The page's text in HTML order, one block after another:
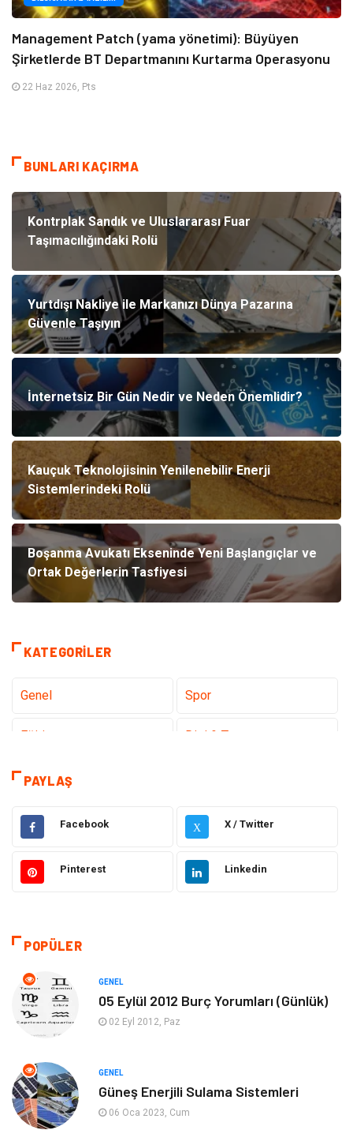
Management Patch (yama yönetimi): Büyüyen
Şirketlerde BT Departmanını Kurtarma Operasyonu
22 Haz 2026, Pts
BUNLARI KAÇIRMA
Kontrplak Sandık ve Uluslararası Fuar
Taşımacılığındaki Rolü
Yurtdışı Nakliye ile Markanızı Dünya Pazarına
Güvenle Taşıyın
İnternetsiz Bir Gün Nedir ve Neden Önemlidir?
Kauçuk Teknolojisinin Yenilenebilir Enerji
Sistemlerindeki Rolü
Boşanma Avukatı Ekseninde Yeni Başlangıçlar ve
Ortak Değerlerin Tasfiyesi
KATEGORILER
Genel Spor
Eğitim Dizi & Tv
Dünya'dan Haberler
Müzik İnternet
Ülkemizden Haberler Politika & Siyaset
Akıllı Telefon
Soru-Cevap
Ekonomi
Tanıtıcı Reklam Alışveriş
PAYLAŞ
Facebook X X / Twitter
Pinterest Linkedin
POPÜLER
GENEL
05 Eylül 2012 Burç Yorumları (Günlük)
02 Eyl 2012, Paz
GENEL
Güneş Enerjili Sulama Sistemleri
06 Oca 2023, Cum